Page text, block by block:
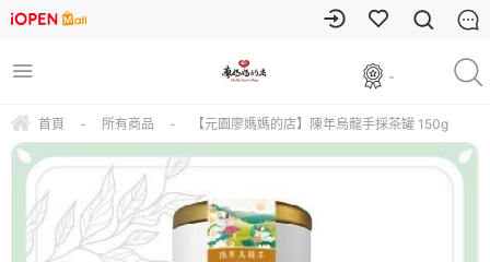
-
首頁 - 所有商品 - 【元園廖媽媽的店】陳年烏龍手採茶罐 150g